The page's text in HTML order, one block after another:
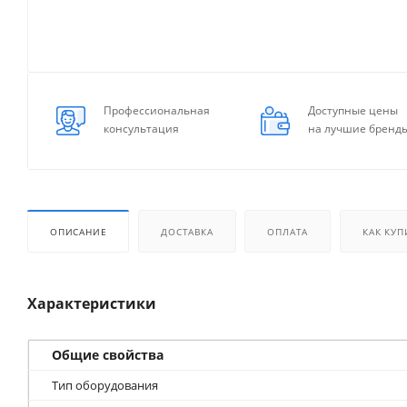
Профессиональная
консультация
Доступные цены
на лучшие
ОПИСАНИЕ ДОСТАВКА ОПЛАТА КАК
Характеристики
Общие свойства
Тип оборудования